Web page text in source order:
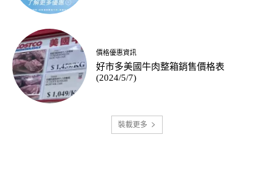
價格優惠資訊
好市多美國牛肉整箱銷售價格表
(2024/5/7)
裝載更多